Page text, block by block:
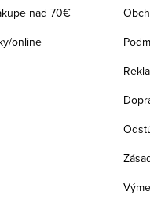
nad 70€
online